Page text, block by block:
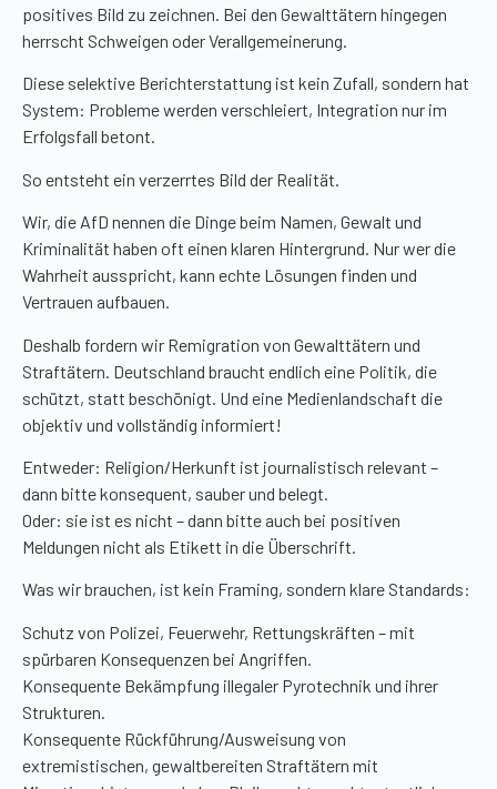
positives Bild zu zeichnen. Bei den Gewalttätern hingegen
herrscht Schweigen oder Verallgemeinerung.
Diese selektive Berichterstattung ist kein Zufall, sondern hat
System: Probleme werden verschleiert, Integration nur im
Erfolgsfall betont.
So entsteht ein verzerrtes Bild der Realität.
Wir, die AfD nennen die Dinge beim Namen, Gewalt und
Kriminalität haben oft einen klaren Hintergrund. Nur wer die
Wahrheit ausspricht, kann echte Lösungen finden und
Vertrauen aufbauen.
Deshalb fordern wir Remigration von Gewalttätern und
Straftätern. Deutschland braucht endlich eine Politik, die
schützt, statt beschönigt. Und eine Medienlandschaft die
objektiv und vollständig informiert!
Entweder: Religion/Herkunft ist journalistisch relevant –
dann bitte konsequent, sauber und belegt.
Oder: sie ist es nicht – dann bitte auch bei positiven
Meldungen nicht als Etikett in die Überschrift.
Was wir brauchen, ist kein Framing, sondern klare Standards:
Schutz von Polizei, Feuerwehr, Rettungskräften – mit
spürbaren Konsequenzen bei Angriffen.
Konsequente Bekämpfung illegaler Pyrotechnik und ihrer
Strukturen.
Konsequente Rückführung/Ausweisung von
extremistischen, gewaltbereiten Straftätern mit